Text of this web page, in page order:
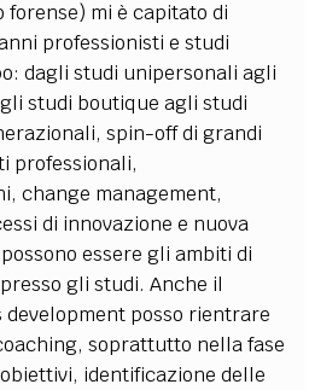
mi è capitato di
professionisti e studi
dagli studi unipersonali agli
studi boutique agli studi
spin-off di grandi
professionali,
change management,
di innovazione e nuova
essere gli ambiti di
gli studi. Anche il
posso rientrare
soprattutto nella fase
identificazione delle